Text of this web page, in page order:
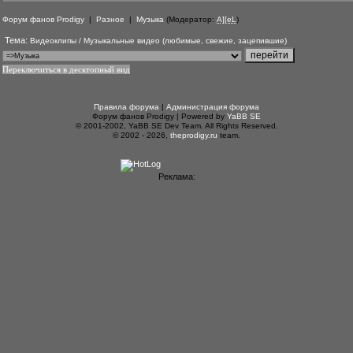
Форум фанов Prodigy | Разное | Музыка (Модератор: A][eL )
Тема: Видеоклипы / Музыкальные видео (любимые, свежие, зацепившие)
Переключиться в десктопный вид
Правила форума | Администрация форума
Форум фанов Prodigy | Powered by YaBB SE
© 2001-2002, YaBB SE Dev Team. All Rights Reserved.
© 2002 - 2026, theprodigy.ru team.
Реклама: